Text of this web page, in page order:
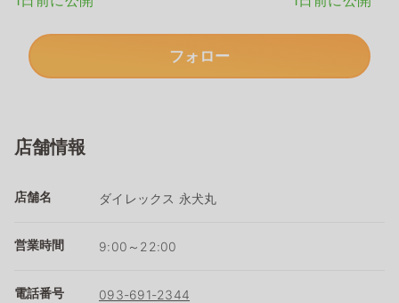
フォロー
店舗情報
店舗名 ダイレックス 永犬丸
営業時間 9:00～22:00
電話番号 093-691-2344